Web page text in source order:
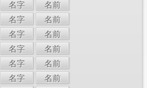
名字 名前
名字 名前
名字 名前
名字 名前
名字 名前
名字 名前